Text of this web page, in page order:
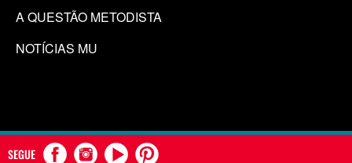
A QUESTÃO METODISTA
NOTÍCIAS MU
SEGUE